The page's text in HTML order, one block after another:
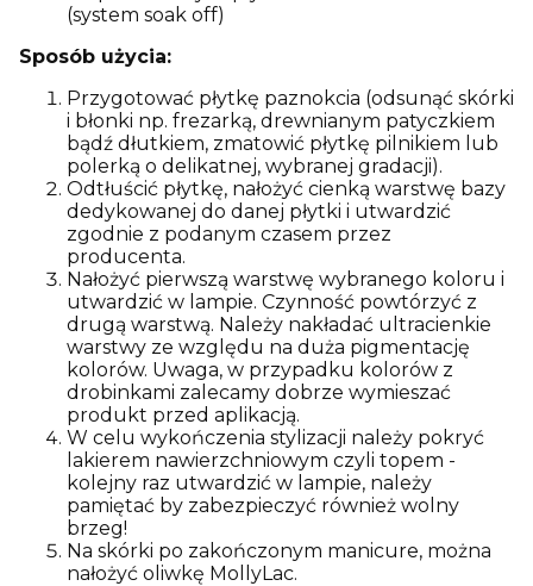
(system soak off)
Sposób użycia:
Przygotować płytkę paznokcia (odsunąć skórki
i błonki np. frezarką, drewnianym patyczkiem
bądź dłutkiem, zmatowić płytkę pilnikiem lub
polerką o delikatnej, wybranej gradacji).
Odtłuścić płytkę, nałożyć cienką warstwę bazy
dedykowanej do danej płytki i utwardzić
zgodnie z podanym czasem przez
producenta.
Nałożyć pierwszą warstwę wybranego koloru i
utwardzić w lampie. Czynność powtórzyć z
drugą warstwą. Należy nakładać ultracienkie
warstwy ze względu na duża pigmentację
kolorów. Uwaga, w przypadku kolorów z
drobinkami zalecamy dobrze wymieszać
produkt przed aplikacją.
W celu wykończenia stylizacji należy pokryć
lakierem nawierzchniowym czyli topem -
kolejny raz utwardzić w lampie, należy
pamiętać by zabezpieczyć również wolny
brzeg!
Na skórki po zakończonym manicure, można
nałożyć oliwkę MollyLac.